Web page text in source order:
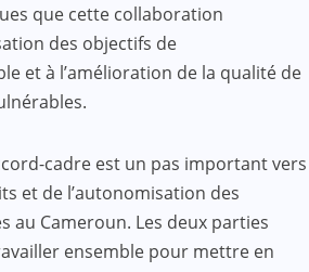
que cette collaboration
des objectifs de
et à l’amélioration de la qualité de
cadre est un pas important vers
et de l’autonomisation des
au Cameroun. Les deux parties
ensemble pour mettre en